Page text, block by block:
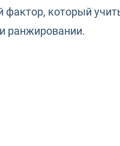
фактор, который
ранжировании.